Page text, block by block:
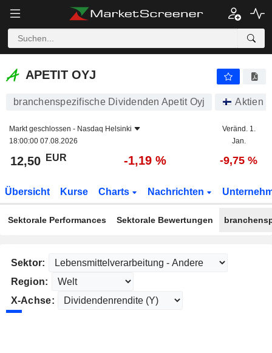
APETIT OYJ
APETIT OYJ
branchenspezifische Dividenden Apetit Oyj Aktien
Markt geschlossen - Nasdaq Helsinki
18:00:00 07.08.2026
Veränd. 1.
Jan.
12,50 EUR -1,19 % -9,75 %
Übersicht Kurse Charts Nachrichten
Sektorale Performances Sektorale Bewertungen
Sektor:
Region:
X-Achse: